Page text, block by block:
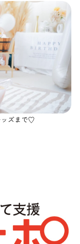
ズまで♡